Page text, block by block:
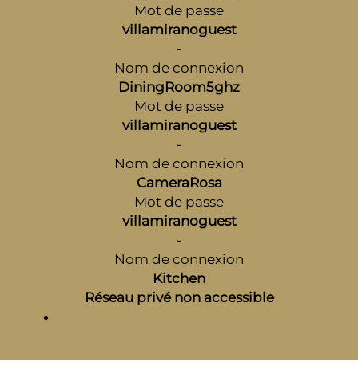
Mot de passe
villamiranoguest
-
Nom de connexion
DiningRoom5ghz
Mot de passe
villamiranoguest
-
Nom de connexion
CameraRosa
Mot de passe
villamiranoguest
-
Nom de connexion
Kitchen
Réseau privé non accessible